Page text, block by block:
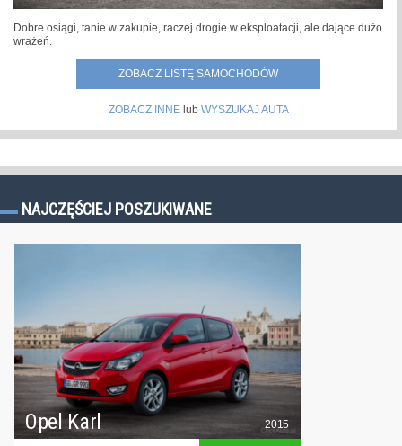
Dobre osiągi, tanie w zakupie, raczej drogie w eksploatacji, ale dające dużo
wrażeń.
ZOBACZ LISTĘ SAMOCHODÓW
ZOBACZ INNElub WYSZUKAJ AUTA
NAJCZĘŚCIEJ POSZUKIWANE
Opel Karl 2015